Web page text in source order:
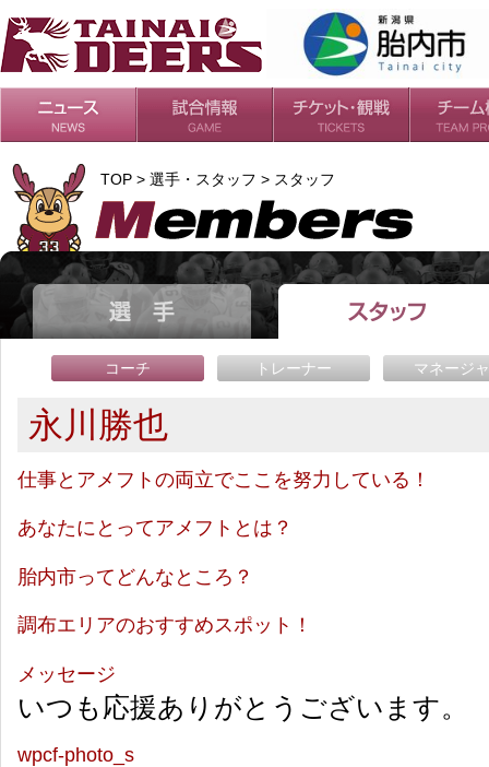
日程・結果
シーズンの流れ チケット
会場・アクセス
ルールガイド
TOP > 選手・スタッフ > スタッフ
コーチ トレーナー マネージ
永川勝也
仕事とアメフトの両立でここを努力している！
あなたにとってアメフトとは？
胎内市ってどんなところ？
調布エリアのおすすめスポット！
メッセージ
いつも応援ありがとうございます。
wpcf-photo_s